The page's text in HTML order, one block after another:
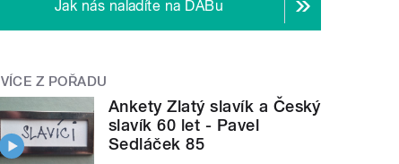
Jak nás naladíte na DABu
VÍCE Z POŘADU
Ankety Zlatý slavík a Český
slavík 60 let - Pavel
Sedláček 85